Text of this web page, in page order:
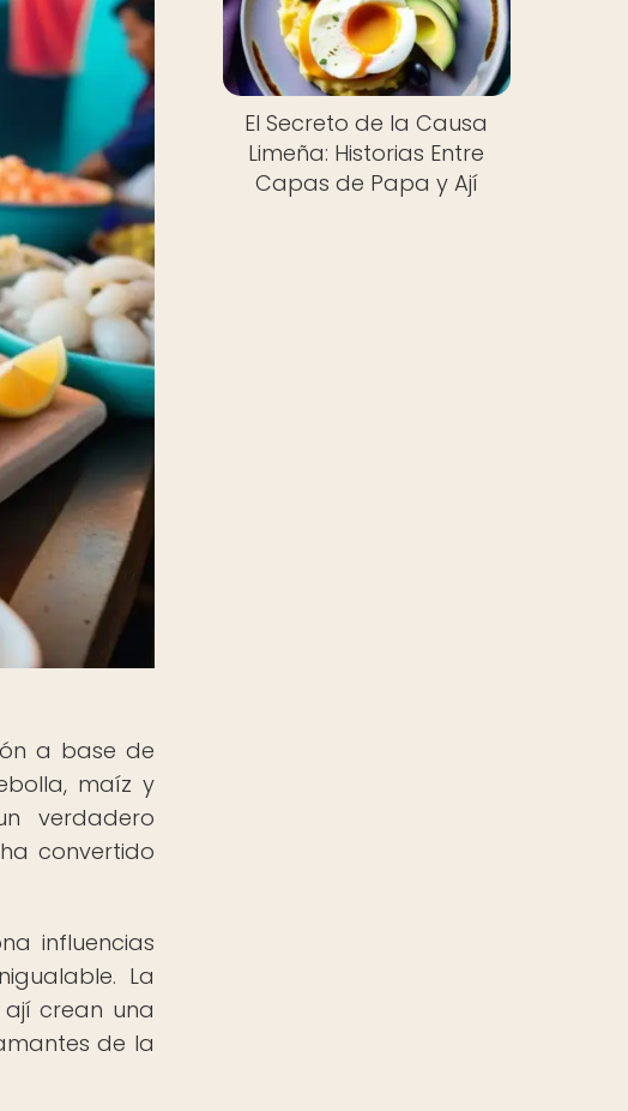
a base de
maíz y
verdadero
convertido
influencias
La
crean una
de la
El Secreto de la Causa
Limeña: Historias Entre
Capas de Papa y Ají